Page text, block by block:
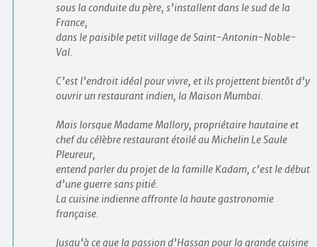
sous la conduite du père, s’installent dans le sud de la
France,
dans le paisible petit village de Saint-Antonin-Noble-
Val.
C’est l’endroit idéal pour vivre, et ils projettent bientôt d’y
ouvrir un restaurant indien, la Maison Mumbai.
Mais lorsque Madame Mallory, propriétaire hautaine et
chef du célèbre restaurant étoilé au Michelin Le Saule
Pleureur,
entend parler du projet de la famille Kadam, c’est le début
d’une guerre sans pitié.
La cuisine indienne affronte la haute gastronomie
française.
Jusqu’à ce que la passion d’Hassan pour la grande cuisine